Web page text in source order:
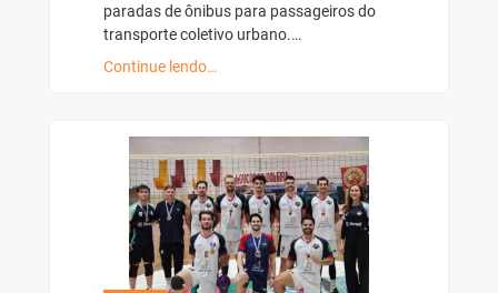
paradas de ônibus para passageiros do
transporte coletivo urbano.…
Continue lendo…